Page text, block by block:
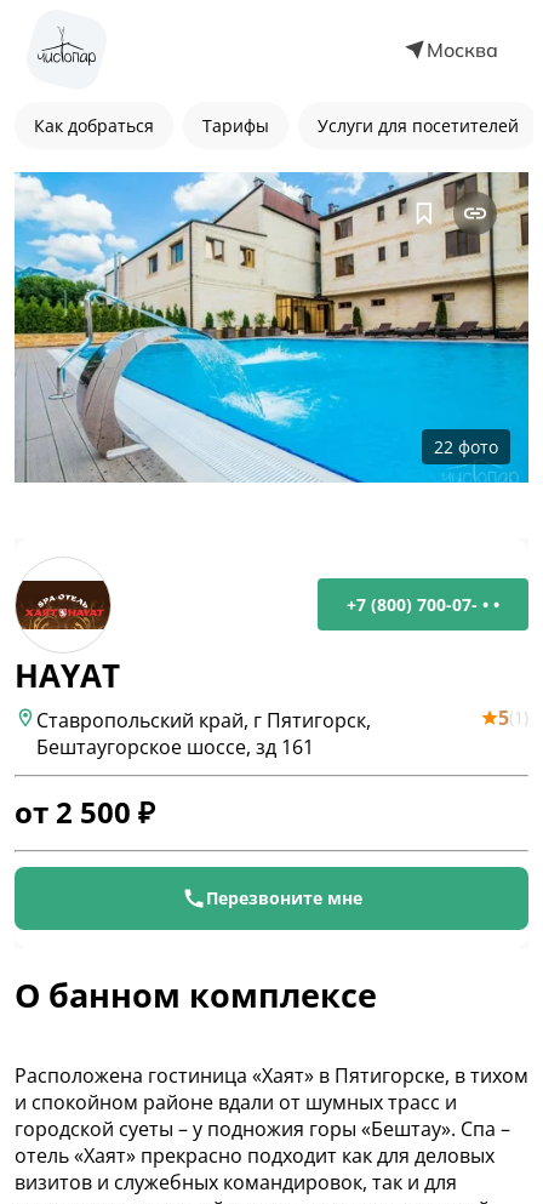
Москва
Как добраться Тарифы Услуги для посетителей
22 фото
+7 (800) 700-07- • •
HAYAT
Ставропольский край, г Пятигорск,
Бештаугорское шоссе, зд 161
5(1 )
от 2 500 ₽
Перезвоните мне
О банном комплексе
Расположена гостиница «Хаят» в Пятигорске, в тихом
и спокойном районе вдали от шумных трасс и
городской суеты – у подножия горы «Бештау». Спа –
отель «Хаят» прекрасно подходит как для деловых
визитов и служебных командировок, так и для